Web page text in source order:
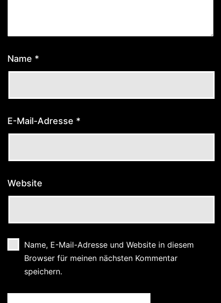
Name *
E-Mail-Adresse *
Website
Name, E-Mail-Adresse und Website in diesem
Browser für meinen nächsten Kommentar
speichern.